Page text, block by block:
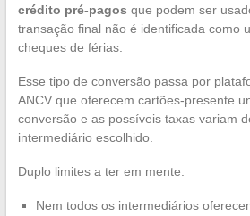
crédito pré-pagos que podem ser
transação final não é identificada como
cheques de férias.
Esse tipo de conversão passa por
ANCV que oferecem cartões-presente
conversão e as possíveis taxas variam
intermediário escolhido.
Duplo limites a ter em mente:
Nem todos os intermediários